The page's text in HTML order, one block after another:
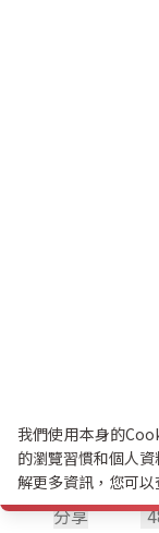
分享
我們使用本身的
的瀏覽習慣和個人
解更多資訊，您可